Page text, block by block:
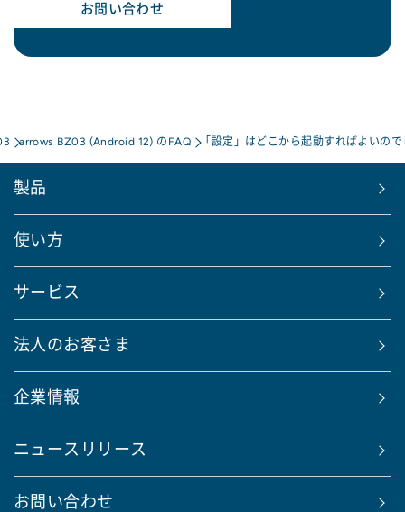
お問い合わせ
arrows BZ03 (Android 12) のFAQ 「設定」はどこから起動すればよいの
製品
使い方
サービス
法人のお客さま
企業情報
ニュースリリース
お問い合わせ